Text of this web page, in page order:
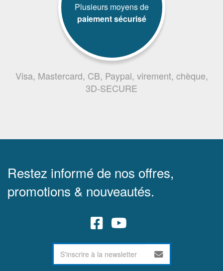
Plusieurs moyens de
paiement sécurisé
Visa, Mastercard, CB, Paypal, virement, chèque,
3D-SECURE
Restez informé de nos offres,
promotions & nouveautés.